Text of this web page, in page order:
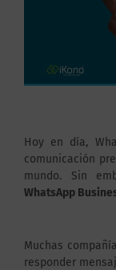
Hoy en día,
comunicación
mundo. Sin
WhatsApp
Muchas
responder